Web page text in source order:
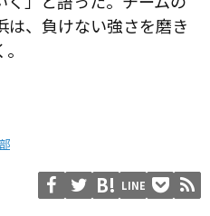
は、負けない強さを磨き
LINE